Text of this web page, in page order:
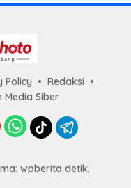
Policy
Redaksi
Media Siber
wpberita detik.